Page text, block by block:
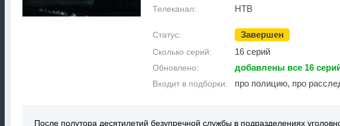
Телеканал: НТВ
Статус: Завершен
Сколько серий: 16 серий
Обновлено: добавлены все 16
Входит в подборки: про полицию, про
После полутора десятилетий безупречной службы в подразделениях